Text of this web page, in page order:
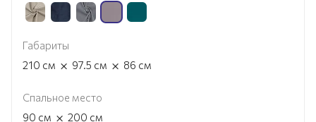
Габариты
210 см × 97.5 см × 86 см
Спальное место
90 см × 200 см